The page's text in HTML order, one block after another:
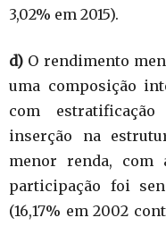
3,02% em 2015).
d) O rendimento
uma composição
com
inserção na
menor renda, com
participação foi
(16,17% em 2002